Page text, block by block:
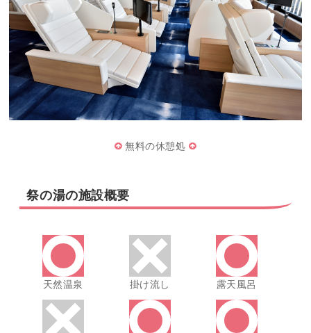
無料の休憩処
祭の湯の施設概要
天然温泉 掛け流し 露天風呂